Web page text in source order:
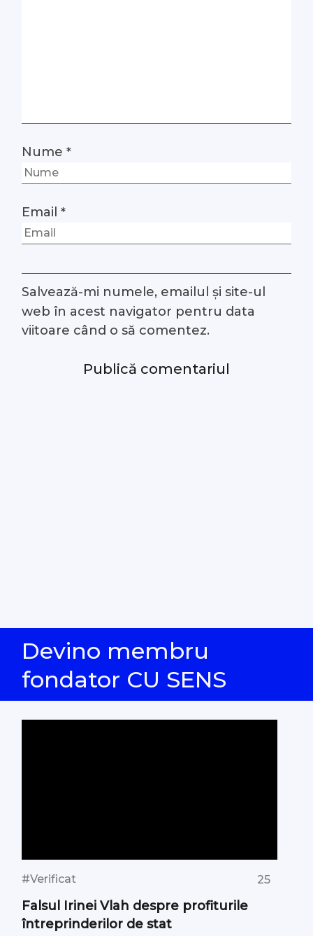
Nume*
Email*
Salvează-mi numele, emailul și site-ul
web în acest navigator pentru data
viitoare când o să comentez.
Devino membru
fondator CU SENS
#Verificat 25
Falsul Irinei Vlah despre profiturile
întreprinderilor de stat